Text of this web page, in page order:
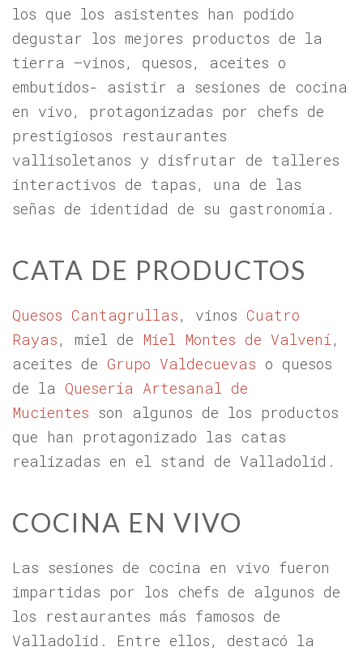
los que los asistentes han podido
degustar los mejores productos de la
tierra –vinos, quesos, aceites o
embutidos- asistir a sesiones de cocina
en vivo, protagonizadas por chefs de
prestigiosos restaurantes
vallisoletanos y disfrutar de talleres
interactivos de tapas, una de las
señas de identidad de su gastronomía.
CATA DE PRODUCTOS
Quesos Cantagrullas , vinos Cuatro
Rayas , miel de Miel Montes de Valvení ,
aceites de Grupo Valdecuevas o quesos
de la Quesería Artesanal de
Mucientes son algunos de los productos
que han protagonizado las catas
realizadas en el stand de Valladolid.
COCINA EN VIVO
Las sesiones de cocina en vivo fueron
impartidas por los chefs de algunos de
los restaurantes más famosos de
Valladolid. Entre ellos, destacó la